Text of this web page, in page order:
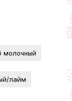
молочный
лайм